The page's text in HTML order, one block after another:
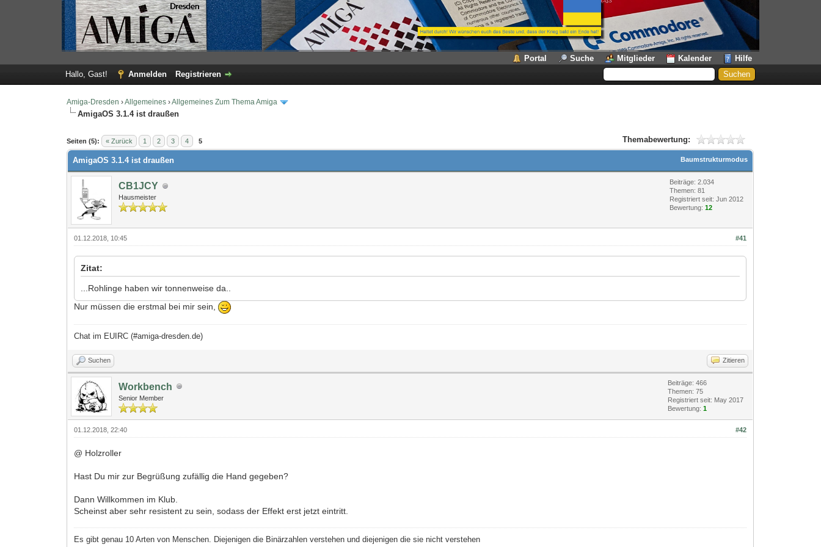
Portal Suche Mitglieder Kalender
Hilfe
Hallo, Gast!
Anmelden Registrieren
Amiga-Dresden ›Allgemeines ›Allgemeines Zum Thema Amiga
AmigaOS 3.1.4 ist draußen
Seiten (5): « Zurück 1 2 3 4 5 Themabewertung:
0 Bewertung(en) - 0 im Durchschnitt
1
2
3
4
5
Baumstrukturmodus
AmigaOS 3.1.4 ist draußen
CB1JCY
Hausmeister
Beiträge: 2.034
Themen: 81
Registriert seit: Jun 2012
Bewertung:12
#41
01.12.2018, 10:45
Zitat:
...Rohlinge haben wir tonnenweise da..
Nur müssen die erstmal bei mir sein,
Chat im EUIRC (#amiga-dresden.de)
Suchen Zitieren
Workbench
Senior Member
Beiträge: 466
Themen: 75
Registriert seit: May 2017
Bewertung:1
#42
01.12.2018, 22:40
@ Holzroller
Hast Du mir zur Begrüßung zufällig die Hand gegeben?
Dann Willkommen im Klub.
Scheinst aber sehr resistent zu sein, sodass der Effekt erst jetzt eintritt.
Es gibt genau 10 Arten von Menschen. Diejenigen die Binärzahlen verstehen und diejenigen die sie nicht verstehen